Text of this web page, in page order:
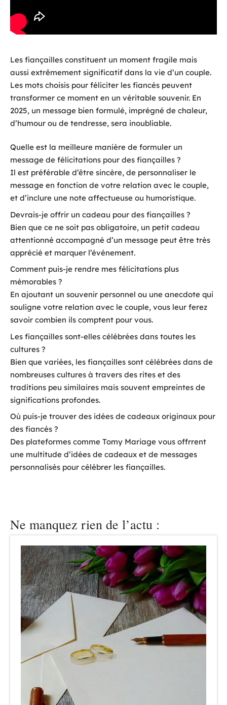
Les fiançailles constituent un moment fragile mais
aussi extrêmement significatif dans la vie d’un couple.
Les mots choisis pour féliciter les fiancés peuvent
transformer ce moment en un véritable souvenir. En
2025, un message bien formulé, imprégné de chaleur,
d’humour ou de tendresse, sera inoubliable.
Quelle est la meilleure manière de formuler un
message de félicitations pour des fiançailles ?
Il est préférable d’être sincère, de personnaliser le
message en fonction de votre relation avec le couple,
et d’inclure une note affectueuse ou humoristique.
Devrais-je offrir un cadeau pour des fiançailles ?
Bien que ce ne soit pas obligatoire, un petit cadeau
attentionné accompagné d’un message peut être très
apprécié et marquer l’événement.
Comment puis-je rendre mes félicitations plus
mémorables ?
En ajoutant un souvenir personnel ou une anecdote qui
souligne votre relation avec le couple, vous leur ferez
savoir combien ils comptent pour vous.
Les fiançailles sont-elles célébrées dans toutes les
cultures ?
Bien que variées, les fiançailles sont célébrées dans de
nombreuses cultures à travers des rites et des
traditions peu similaires mais souvent empreintes de
significations profondes.
Où puis-je trouver des idées de cadeaux originaux pour
des fiancés ?
Des plateformes comme Tomy Mariage vous offrrent
une multitude d’idées de cadeaux et de messages
personnalisés pour célébrer les fiançailles.
Ne manquez rien de l’actu :